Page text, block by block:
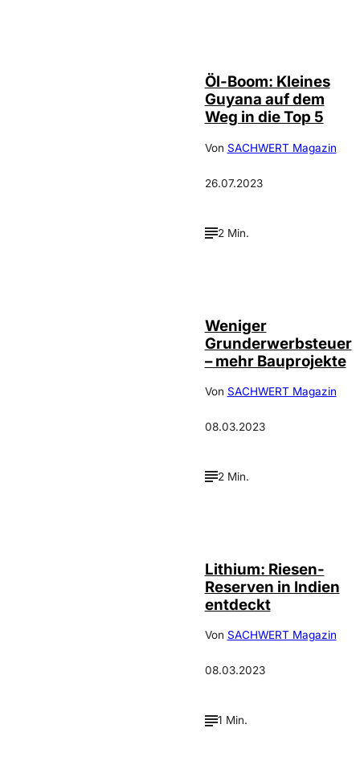
Öl-Boom: Kleines
Guyana auf dem
Weg in die Top 5
Von SACHWERT Magazin
26.07.2023
2 Min.
Weniger
Grunderwerbsteuer
– mehr Bauprojekte
Von SACHWERT Magazin
08.03.2023
2 Min.
Lithium: Riesen-
Reserven in Indien
entdeckt
Von SACHWERT Magazin
08.03.2023
1 Min.